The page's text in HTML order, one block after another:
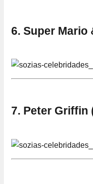
6. Super Mario
7. Peter Griffin